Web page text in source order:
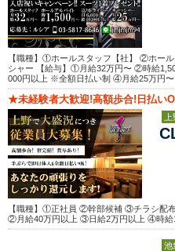
【職種】①ホールスタッフ【社】 ②ホー
シャー 【給与】①月給32万円〜 ②時給
000円以上 ※全額日払い制 ④月給25万円
★未経験者大歓迎!高額歩合!日払い
【職種】①正社員 ②幹部候補 ③チラシ配
②月給40万円以上 ③日給2万円以上 ④時給
池